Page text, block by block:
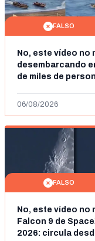
FALSO
No, este vídeo no
desembarcando
de miles de
06/08/2026
FALSO
No, este vídeo no
Falcon 9 de
2026: circula